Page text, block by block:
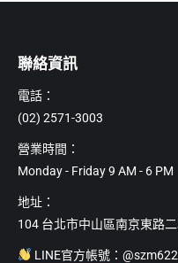
聯絡資訊
電話：
(02) 2571-3003
營業時間：
Monday - Friday 9 AM - 6 PM
地址：
104 台北市中山區南京東路
LINE官方帳號：